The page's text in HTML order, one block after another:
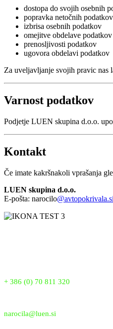
dostopa do svojih osebnih
popravka netočnih podatkov
izbrisa osebnih podatkov
omejitve obdelave podatkov
prenosljivosti podatkov
ugovora obdelavi podatkov
Za uveljavljanje svojih pravic nas
Varnost podatkov
Podjetje LUEN skupina d.o.o.
Kontakt
Če imate kakršnakoli vprašanja
LUEN skupina d.o.o.
E-pošta: narocilo@avtopokrivala.si
+ 386 (0) 70 811 320
narocila@luen.si